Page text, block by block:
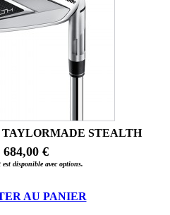
TAYLORMADE STEALTH
684,00 €
disponible avec options.
AU PANIER